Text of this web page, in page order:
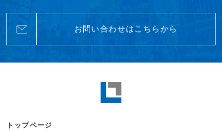
お問い合わせはこちらから
トップページ